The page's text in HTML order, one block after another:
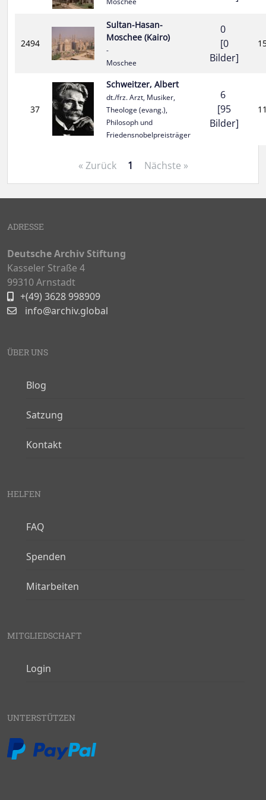
2494
Sultan-Hasan-
Moschee (Kairo)
-
Moschee
0
[0
Bilder]
37
Schweitzer, Albert
dt./frz. Arzt, Musiker,
Theologe (evang.),
Philosoph und
Friedensnobelpreisträger
6
[95
Bilder]
« Zurück 1 Nächste »
ADRESSE
Deutsche Archiv Stiftung
Kasseler Straße 4
99310 Arnstadt
+(49) 3628 998909
info@archiv.global
ÜBER UNS
Blog
Satzung
Kontakt
HELFEN
FAQ
Spenden
Mitarbeiten
MITGLIEDSCHAFT
Login
UNTERSTÜTZEN